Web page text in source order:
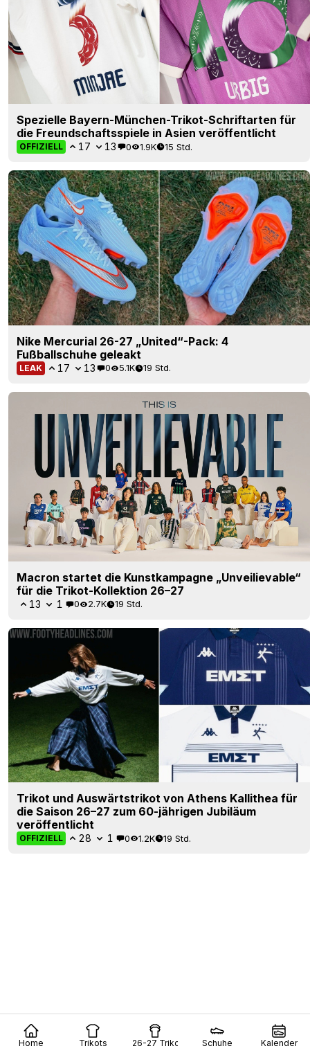
Home Trikots 26-27 Trikots Schuhe Kalender
Spezielle Bayern-München-Trikot-Schriftarten für
die Freundschaftsspiele in Asien veröffentlicht
OFFIZIELL 17 13 0 1.9K 15 Std.
Nike Mercurial 26-27 „United“-Pack: 4
Fußballschuhe geleakt
LEAK 17 13 0 5.1K 19 Std.
Macron startet die Kunstkampagne „Unveilievable“
für die Trikot-Kollektion 26–27
13 1 0 2.7K 19 Std.
Trikot und Auswärtstrikot von Athens Kallithea für
die Saison 26–27 zum 60-jährigen Jubiläum
veröffentlicht
OFFIZIELL 28 1 0 1.2K 19 Std.